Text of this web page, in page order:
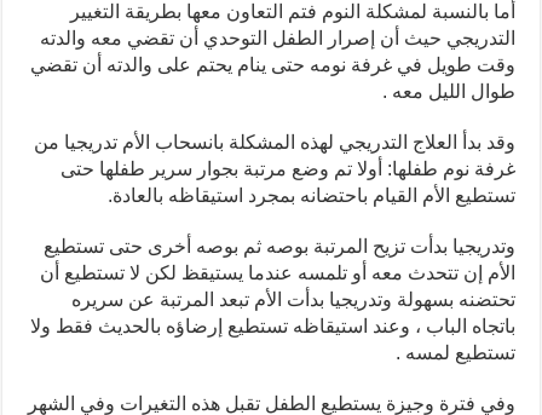
أما بالنسبة لمشكلة النوم فتم التعاون معها بطريقة التغيير
التدريجي حيث أن إصرار الطفل التوحدي أن تقضي معه والدته
وقت طويل في غرفة نومه حتى ينام يحتم على والدته أن تقضي
طوال الليل معه .
وقد بدأ العلاج التدريجي لهذه المشكلة بانسحاب الأم تدريجيا من
غرفة نوم طفلها: أولا تم وضع مرتبة بجوار سرير طفلها حتى
تستطيع الأم القيام باحتضانه بمجرد استيقاظه بالعادة.
وتدريجيا بدأت تزيح المرتبة بوصه ثم بوصه أخرى حتى تستطيع
الأم إن تتحدث معه أو تلمسه عندما يستيقظ لكن لا تستطيع أن
تحتضنه بسهولة وتدريجيا بدأت الأم تبعد المرتبة عن سريره
باتجاه الباب ، وعند استيقاظه تستطيع إرضاؤه بالحديث فقط ولا
تستطيع لمسه .
وفي فترة وجيزة يستطيع الطفل تقبل هذه التغيرات وفي الشهر